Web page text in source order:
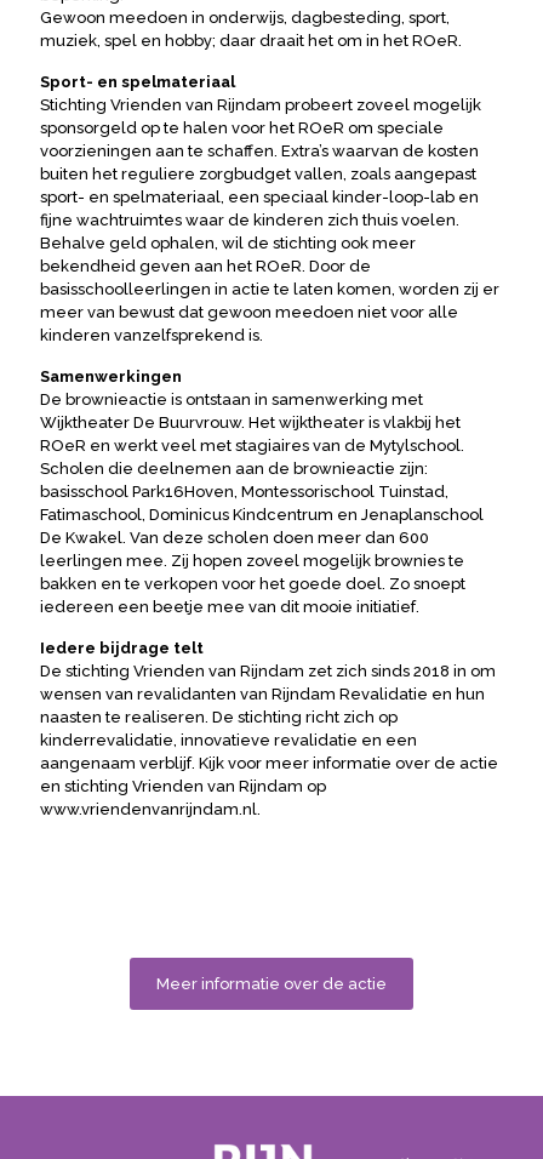
Gewoon meedoen in onderwijs, dagbesteding, sport,
muziek, spel en hobby; daar draait het om in het ROeR.
Sport- en spelmateriaal
Stichting Vrienden van Rijndam probeert zoveel mogelijk
sponsorgeld op te halen voor het ROeR om speciale
voorzieningen aan te schaffen. Extra’s waarvan de kosten
buiten het reguliere zorgbudget vallen, zoals aangepast
sport- en spelmateriaal, een speciaal kinder-loop-lab en
fijne wachtruimtes waar de kinderen zich thuis voelen.
Behalve geld ophalen, wil de stichting ook meer
bekendheid geven aan het ROeR. Door de
basisschoolleerlingen in actie te laten komen, worden zij er
meer van bewust dat gewoon meedoen niet voor alle
kinderen vanzelfsprekend is.
Samenwerkingen
De brownieactie is ontstaan in samenwerking met
Wijktheater De Buurvrouw. Het wijktheater is vlakbij het
ROeR en werkt veel met stagiaires van de Mytylschool.
Scholen die deelnemen aan de brownieactie zijn:
basisschool Park16Hoven, Montessorischool Tuinstad,
Fatimaschool, Dominicus Kindcentrum en Jenaplanschool
De Kwakel. Van deze scholen doen meer dan 600
leerlingen mee. Zij hopen zoveel mogelijk brownies te
bakken en te verkopen voor het goede doel. Zo snoept
iedereen een beetje mee van dit mooie initiatief.
Iedere bijdrage telt
De stichting Vrienden van Rijndam zet zich sinds 2018 in om
wensen van revalidanten van Rijndam Revalidatie en hun
naasten te realiseren. De stichting richt zich op
kinderrevalidatie, innovatieve revalidatie en een
aangenaam verblijf. Kijk voor meer informatie over de actie
en stichting Vrienden van Rijndam op
www.vriendenvanrijndam.nl.
Meer informatie over de actie